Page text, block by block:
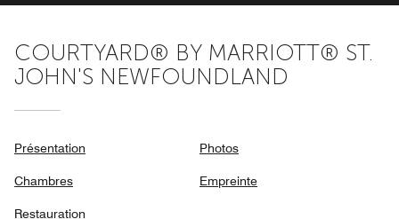
COURTYARD® BY MARRIOTT® ST.
JOHN'S NEWFOUNDLAND
Présentation
Chambres
Restauration
Photos
Empreinte